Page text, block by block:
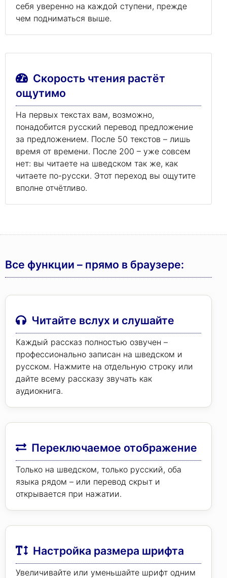
себя уверенно на каждой ступени, прежде
чем подниматься выше.
Скорость чтения растёт
ощутимо
На первых текстах вам, возможно,
понадобится русский перевод предложение
за предложением. После 50 текстов – лишь
время от времени. После 200 – уже совсем
нет: вы читаете на шведском так же, как
читаете по-русски. Этот переход вы ощутите
вполне отчётливо.
Все функции – прямо в браузере:
Читайте вслух и слушайте
Каждый рассказ полностью озвучен –
профессионально записан на шведском и
русском. Нажмите на отдельную строку или
дайте всему рассказу звучать как
аудиокнига.
Переключаемое отображение
Только на шведском, только русский, оба
языка рядом – или перевод скрыт и
открывается при нажатии.
Настройка размера шрифта
Увеличивайте или уменьшайте шрифт одним